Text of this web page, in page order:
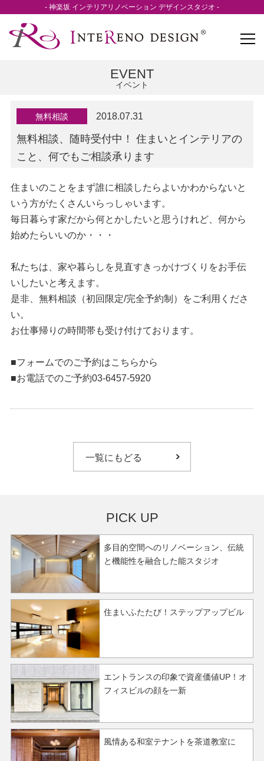
- 神楽坂 インテリアリノベーション デザインスタジオ -
EVENT
イベント
無料相談 2018.07.31
無料相談、随時受付中！ 住まいとインテリアの
こと、何でもご相談承ります
住まいのことをまず誰に相談したらよいかわからないと
いう方がたくさんいらっしゃいます。
毎日暮らす家だから何とかしたいと思うけれど、何から
始めたらいいのか・・・
私たちは、家や暮らしを見直すきっかけづくりをお手伝
いしたいと考えます。
是非、無料相談（初回限定/完全予約制）をご利用くださ
い。
お仕事帰りの時間帯も受け付けております。
■フォームでのご予約はこちらから
■お電話でのご予約03-6457-5920
一覧にもどる
PICK UP
多目的空間へのリノベーション、伝統
と機能性を融合した能スタジオ
住まいふたたび！ステップアップビル
エントランスの印象で資産価値UP！オ
フィスビルの顔を一新
風情ある和室テナントを茶道教室に